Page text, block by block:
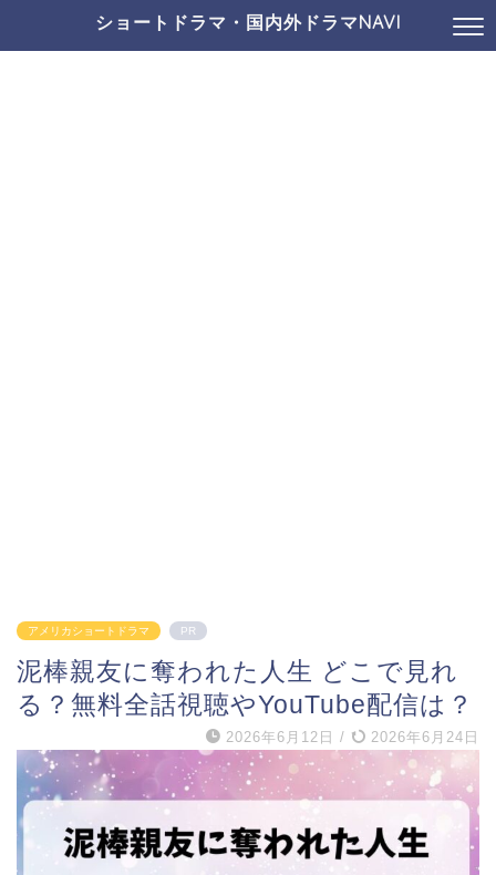
ショートドラマ・国内外ドラマNAVI
アメリカショートドラマ PR
泥棒親友に奪われた人生 どこで見れ
る？無料全話視聴やYouTube配信は？
2026年6月12日 / 2026年6月24日